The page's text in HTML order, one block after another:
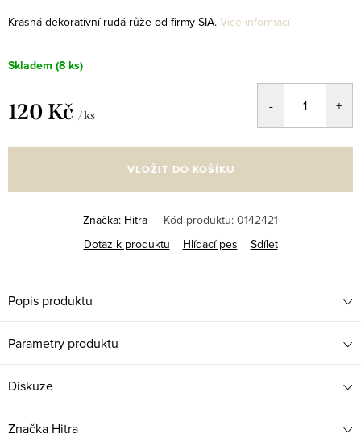
Krásná dekorativní rudá růže od firmy SIA. Více informací
Skladem (8 ks)
120 Kč / ks
cena:
VLOŽIT DO KOŠÍKU
Značka: Hitra Kód produktu: 0142421
Dotaz k produktu
Hlídací pes Sdílet
Popis produktu
Parametry produktu
Diskuze
Značka Hitra